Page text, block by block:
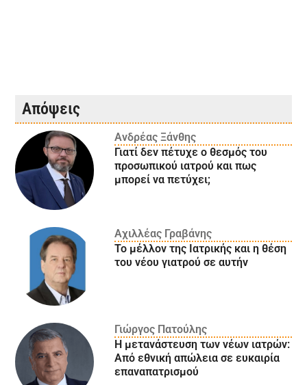
Απόψεις
Ανδρέας Ξάνθης
Γιατί δεν πέτυχε ο θεσμός του
προσωπικού ιατρού και πως
μπορεί να πετύχει;
Αχιλλέας Γραβάνης
Το μέλλον της Ιατρικής και η θέση
του νέου γιατρού σε αυτήν
Γιώργος Πατούλης
Η μετανάστευση των νέων ιατρών:
Aπό εθνική απώλεια σε ευκαιρία
επαναπατρισμού